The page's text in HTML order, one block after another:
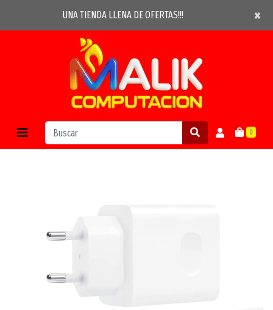
UNA TIENDA LLENA DE OFERTAS!!! ×
×
0